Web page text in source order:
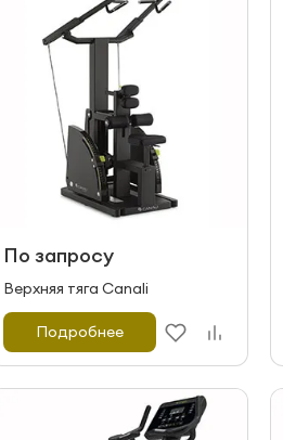
По запросу
Верхняя тяга Canali
Подробнее